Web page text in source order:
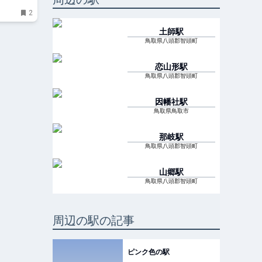
2
土師駅
鳥取県八頭郡智頭町
恋山形駅
鳥取県八頭郡智頭町
因幡社駅
鳥取県鳥取市
那岐駅
鳥取県八頭郡智頭町
山郷駅
鳥取県八頭郡智頭町
周辺の駅の記事
ピンク色の駅